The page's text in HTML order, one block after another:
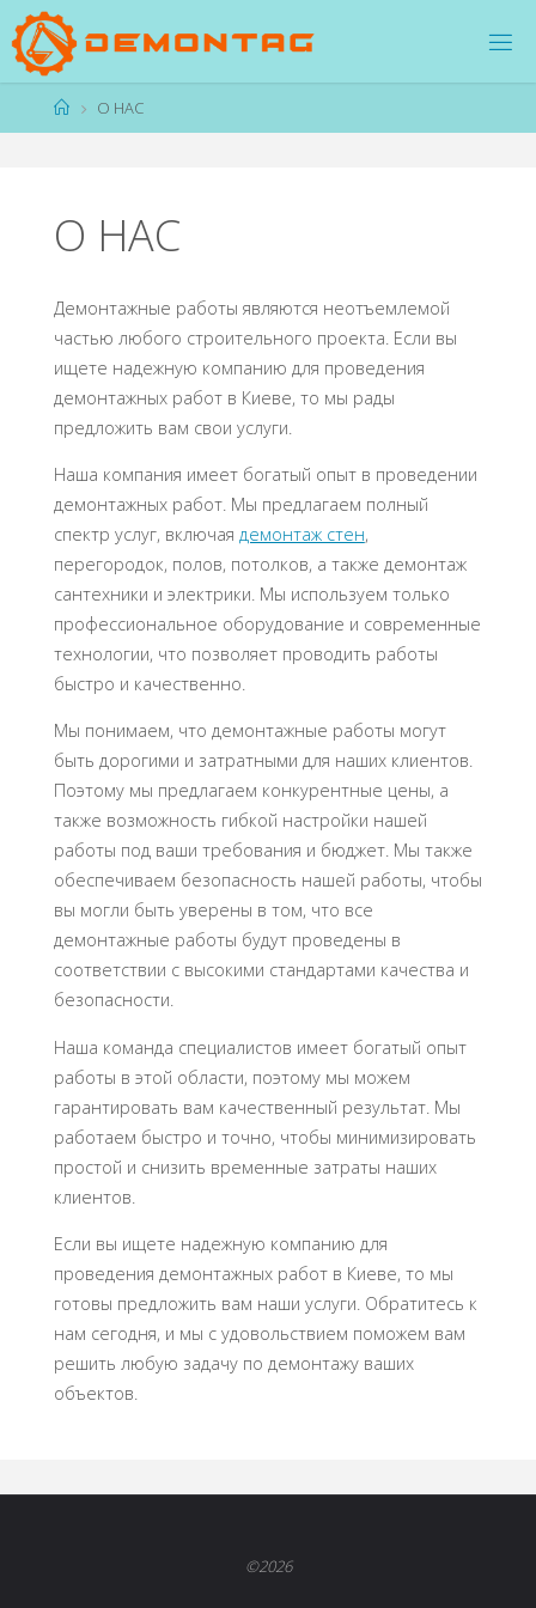
Перейти
содержимому
Главная
О НАС
О НАС
Демонтажные работы являются неотъемлемой
частью любого строительного проекта. Если вы
ищете надежную компанию для проведения
демонтажных работ в Киеве, то мы рады
предложить вам свои услуги.
Наша компания имеет богатый опыт в проведении
демонтажных работ. Мы предлагаем полный
спектр услуг, включая демонтаж стен,
перегородок, полов, потолков, а также демонтаж
сантехники и электрики. Мы используем только
профессиональное оборудование и современные
технологии, что позволяет проводить работы
быстро и качественно.
Мы понимаем, что демонтажные работы могут
быть дорогими и затратными для наших клиентов.
Поэтому мы предлагаем конкурентные цены, а
также возможность гибкой настройки нашей
работы под ваши требования и бюджет. Мы также
обеспечиваем безопасность нашей работы, чтобы
вы могли быть уверены в том, что все
демонтажные работы будут проведены в
соответствии с высокими стандартами качества и
безопасности.
Наша команда специалистов имеет богатый опыт
работы в этой области, поэтому мы можем
гарантировать вам качественный результат. Мы
работаем быстро и точно, чтобы минимизировать
простой и снизить временные затраты наших
клиентов.
Если вы ищете надежную компанию для
проведения демонтажных работ в Киеве, то мы
готовы предложить вам наши услуги. Обратитесь к
нам сегодня, и мы с удовольствием поможем вам
решить любую задачу по демонтажу ваших
объектов.
©2026